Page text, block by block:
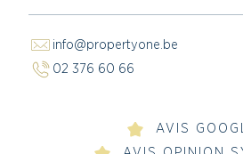
info@propertyone.be
02 376 60 66
AVIS